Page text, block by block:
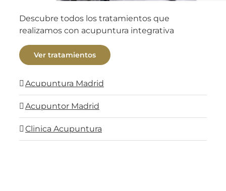
Descubre todos los tratamientos que
realizamos con acupuntura integrativa
Ver tratamientos
Acupuntura Madrid
Acupuntor Madrid
Clinica Acupuntura